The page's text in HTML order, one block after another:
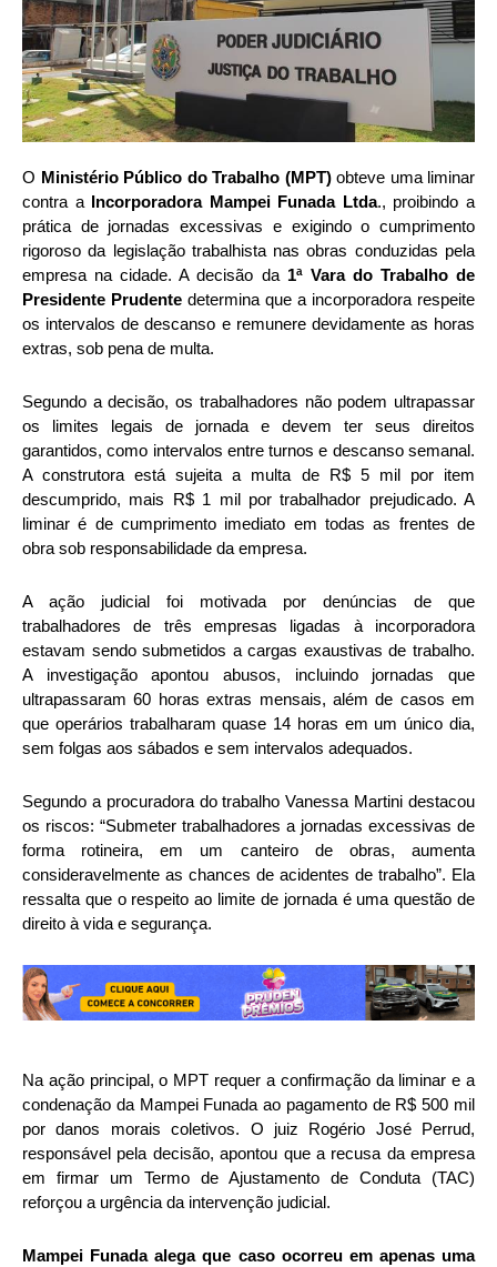
O Ministério Público do Trabalho (MPT)obteve uma liminar
contra a Incorporadora Mampei Funada Ltda., proibindo a
prática de jornadas excessivas e exigindo o cumprimento
rigoroso da legislação trabalhista nas obras conduzidas pela
empresa na cidade. A decisão da 1ª Vara do Trabalho de
Presidente Prudente determina que a incorporadora respeite
os intervalos de descanso e remunere devidamente as horas
extras, sob pena de multa.
Segundo a decisão, os trabalhadores não podem ultrapassar
os limites legais de jornada e devem ter seus direitos
garantidos, como intervalos entre turnos e descanso semanal.
A construtora está sujeita a multa de R$ 5 mil por item
descumprido, mais R$ 1 mil por trabalhador prejudicado. A
liminar é de cumprimento imediato em todas as frentes de
obra sob responsabilidade da empresa.
A ação judicial foi motivada por denúncias de que
trabalhadores de três empresas ligadas à incorporadora
estavam sendo submetidos a cargas exaustivas de trabalho.
A investigação apontou abusos, incluindo jornadas que
ultrapassaram 60 horas extras mensais, além de casos em
que operários trabalharam quase 14 horas em um único dia,
sem folgas aos sábados e sem intervalos adequados.
Segundo a procuradora do trabalho Vanessa Martini destacou
os riscos: “Submeter trabalhadores a jornadas excessivas de
forma rotineira, em um canteiro de obras, aumenta
consideravelmente as chances de acidentes de trabalho”. Ela
ressalta que o respeito ao limite de jornada é uma questão de
direito à vida e segurança.
Na ação principal, o MPT requer a confirmação da liminar e a
condenação da Mampei Funada ao pagamento de R$ 500 mil
por danos morais coletivos. O juiz Rogério José Perrud,
responsável pela decisão, apontou que a recusa da empresa
em firmar um Termo de Ajustamento de Conduta (TAC)
reforçou a urgência da intervenção judicial.
Mampei Funada alega que caso ocorreu em apenas uma